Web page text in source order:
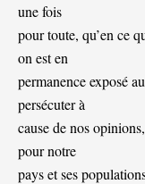
une fois
pour toute, qu’en ce
on est en
permanence exposé
persécuter à
cause de nos
pour notre
pays et ses